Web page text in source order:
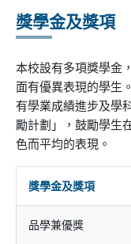
獎學金及獎項
本校設有多項獎學金
面有優異表現的學生
有學業成績進步及學
勵計劃」，鼓勵學生
色而平均的表現。
獎學金及獎項
品學兼優獎